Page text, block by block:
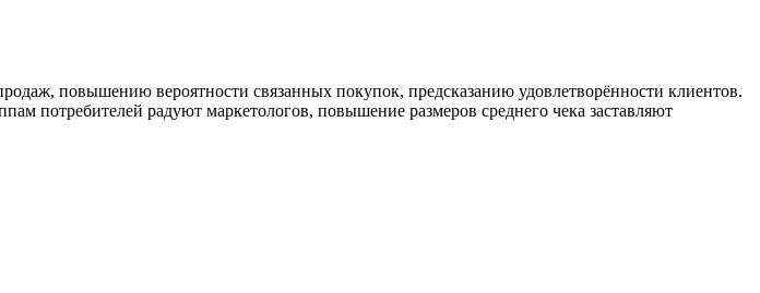
повышению вероятности связанных покупок, предсказанию удовлетворённости клиентов.
потребителей радуют маркетологов, повышение размеров среднего чека заставляют